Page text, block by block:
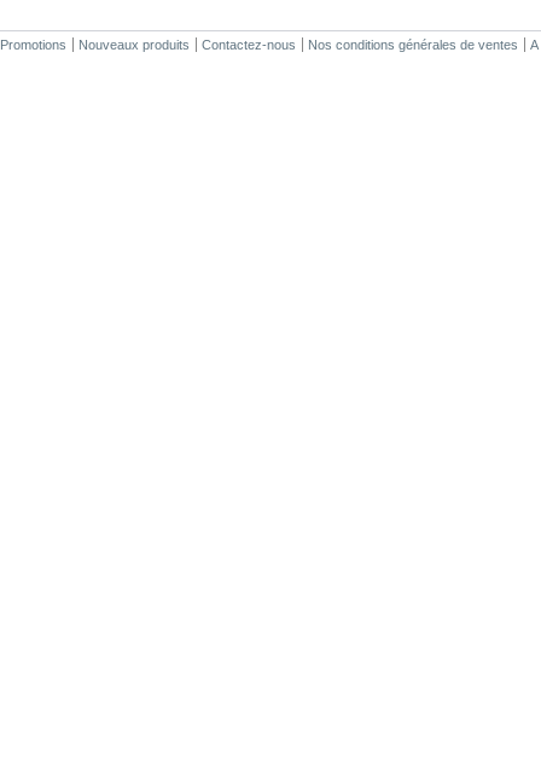
Promotions Nouveaux produits Contactez-nous Nos conditions générales de ventes A